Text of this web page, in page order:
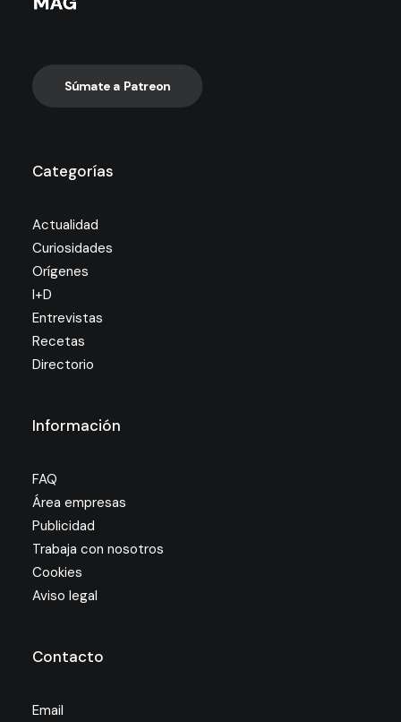
Súmate a Patreon
Categorías
Actualidad
Curiosidades
Orígenes
I+D
Entrevistas
Recetas
Directorio
Información
FAQ
Área empresas
Publicidad
Trabaja con nosotros
Cookies
Aviso legal
Contacto
Email